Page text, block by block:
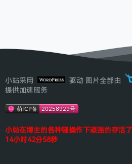
小站采用
驱动 图片全部由
提供加速服务
小站在博主的各种骚操作下顽强的存活
14小时42分58秒